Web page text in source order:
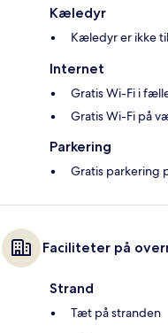
Kæledyr
Kæledyr er ikke
Internet
Gratis Wi-Fi i
Gratis Wi-Fi på
Parkering
Gratis parkering
Faciliteter på
Strand
Tæt på stranden